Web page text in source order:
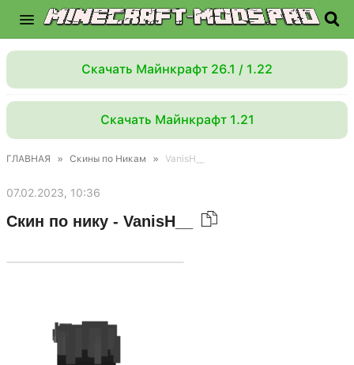
Скачать Майнкрафт 26.1 / 1.22
Скачать Майнкрафт 1.21
ГЛАВНАЯ » Скины по Никам » VanisH__
07.02.2023, 10:36
Скин по нику - VanisH__